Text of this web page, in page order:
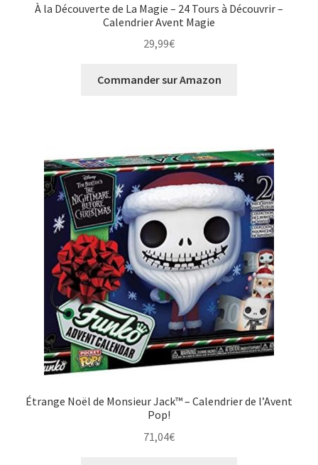
À la Découverte de La Magie – 24 Tours à Découvrir –
Calendrier Avent Magie
29,99€
Commander sur Amazon
Étrange Noël de Monsieur Jack™ – Calendrier de l’Avent
Pop!
71,04€